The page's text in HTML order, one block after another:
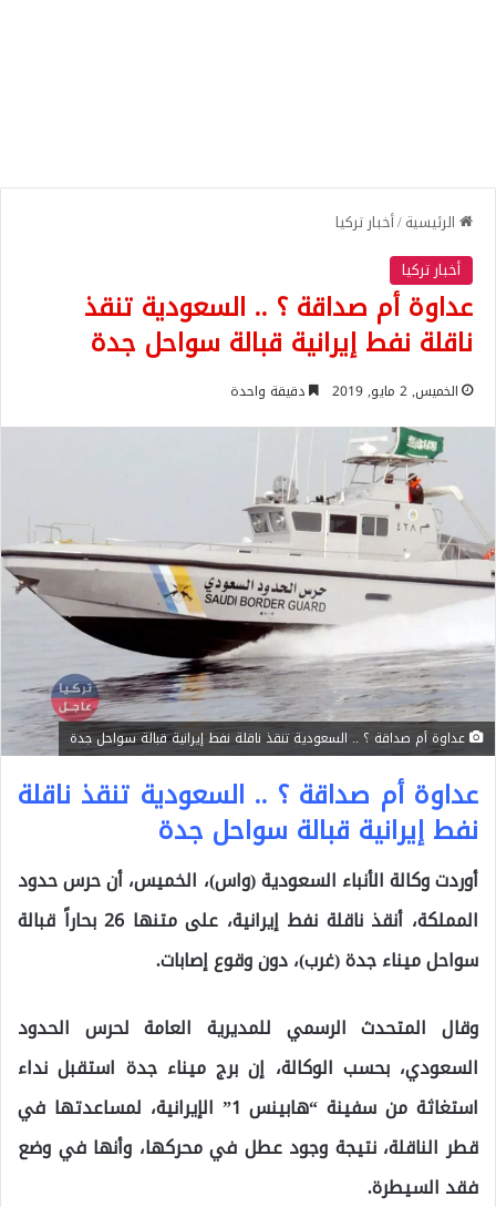
الرئيسية/أخبار تركيا
أخبار تركيا
عداوة أم صداقة ؟ .. السعودية تنقذ
ناقلة نفط إيرانية قبالة سواحل جدة
الخميس, 2 مايو, 2019 دقيقة واحدة
عداوة أم صداقة ؟ .. السعودية تنقذ ناقلة نفط إيرانية قبالة سواحل جدة
عداوة أم صداقة ؟ .. السعودية تنقذ ناقلة
نفط إيرانية قبالة سواحل جدة
أوردت وكالة الأنباء السعودية (واس)، الخميس، أن حرس حدود
المملكة، أنقذ ناقلة نفط إيرانية، على متنها 26 بحاراً قبالة
سواحل ميناء جدة (غرب)، دون وقوع إصابات.
وقال المتحدث الرسمي للمديرية العامة لحرس الحدود
السعودي، بحسب الوكالة، إن برج ميناء جدة استقبل نداء
استغاثة من سفينة “هابينس 1” الإيرانية، لمساعدتها في
قطر الناقلة، نتيجة وجود عطل في محركها، وأنها في وضع
فقد السيطرة.